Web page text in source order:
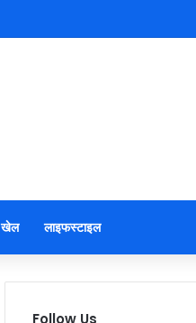
खेल लाइफस्टाइल
Follow Us